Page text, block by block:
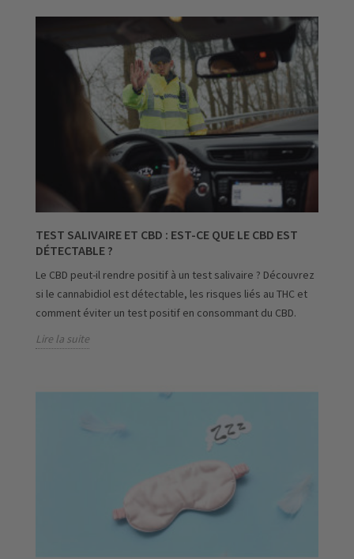
TEST SALIVAIRE ET CBD : EST-CE QUE LE CBD EST
DÉTECTABLE ?
Le CBD peut-il rendre positif à un test salivaire ? Découvrez
si le cannabidiol est détectable, les risques liés au THC et
comment éviter un test positif en consommant du CBD.
Lire la suite